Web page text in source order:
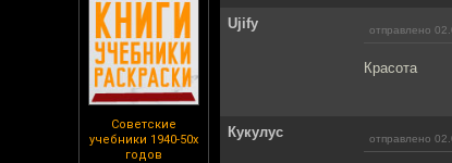
Советские
учебники 1940-50х
годов
Ujify отправлено
Красота
Кукулус отправлено